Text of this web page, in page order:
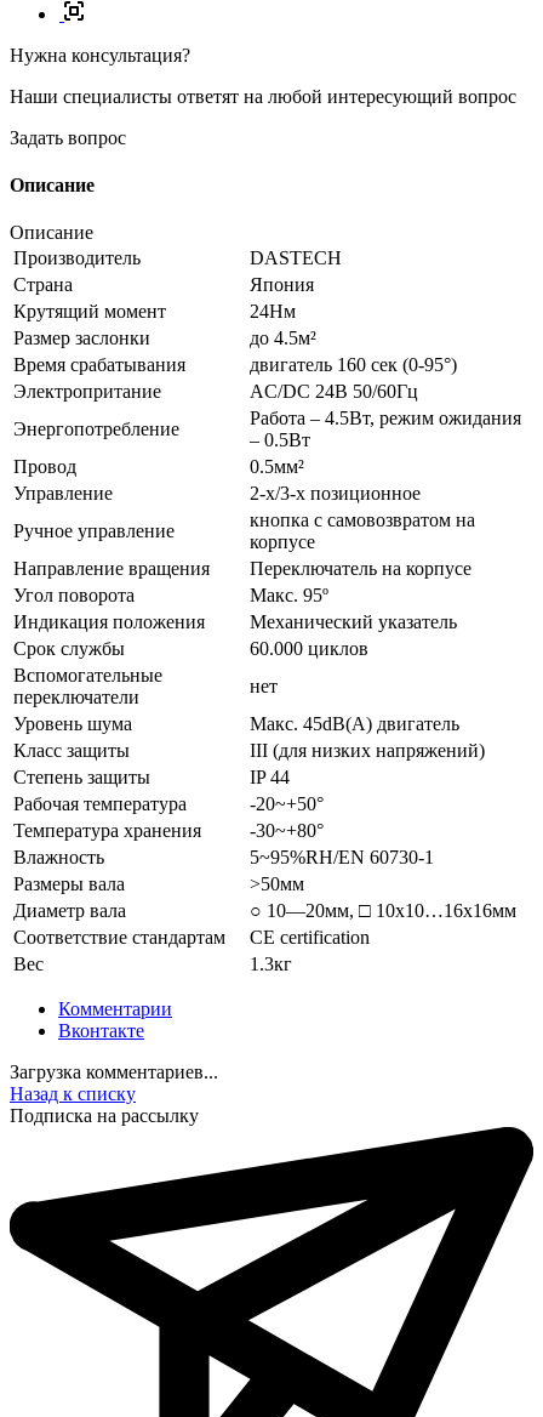
Нужна консультация?
Наши специалисты ответят на любой интересующий вопрос
Задать вопрос
Описание
Описание
Производитель
DASTECH
Страна
Япония
Крутящий момент
24Нм
Размер заслонки
до 4.5м²
Время срабатывания
двигатель 160 сек (0-95°)
Электропритание
AC/DC 24В 50/60Гц
Энергопотребление
Работа – 4.5Вт, режим ожидания
– 0.5Вт
Провод
0.5мм²
Управление
2-х/3-х позиционное
Ручное управление
кнопка с самовозвратом на
корпусе
Направление вращения
Переключатель на корпусе
Угол поворота
Макс. 95º
Индикация положения
Механический указатель
Срок службы
60.000 циклов
Вспомогательные
переключатели
нет
Уровень шума
Макс. 45dB(A) двигатель
Класс защиты
III (для низких напряжений)
Степень защиты
IP 44
Рабочая температура
-20~+50°
Температура хранения
-30~+80°
Влажность
5~95%RH/EN 60730-1
Размеры вала
>50мм
Диаметр вала
○ 10—20мм, □ 10х10…16х16мм
Соответствие стандартам
CE certification
Вес
1.3кг
Комментарии
Вконтакте
Загрузка комментариев...
Назад к списку
Подписка на рассылку